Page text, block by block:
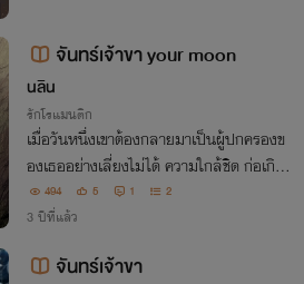
จันทร์เจ้าขา your moon
นลิน
รักโรแมนติก
เมื่อวันหนึ่งเขาต้องกลายมาเป็นผู้ปกครองข
องเธออย่างเลี่ยงไม่ได้ ความใกล้ชิด ก่อเกิดเ
ป็นความผูกพัน กระทั่งถักร้อยเป็นความรัก
494 5 1 2
3 ปีที่แล้ว
จันทร์เจ้าขา